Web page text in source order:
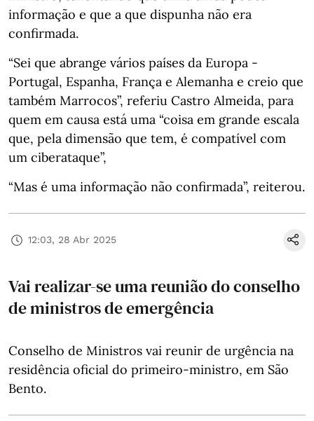
informação e que a que dispunha não era
confirmada.
“Sei que abrange vários países da Europa -
Portugal, Espanha, França e Alemanha e creio que
também Marrocos”, referiu Castro Almeida, para
quem em causa está uma “coisa em grande escala
que, pela dimensão que tem, é compatível com
um ciberataque”,
“Mas é uma informação não confirmada”, reiterou.
12:03, 28 Abr 2025
Vai realizar-se uma reunião do conselho
de ministros de emergência
Conselho de Ministros vai reunir de urgência na
residência oficial do primeiro-ministro, em São
Bento.